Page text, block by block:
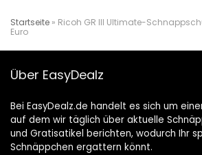
Startseite » Ricoh GR III Ultimate-
Euro
Über EasyDealz
Bei EasyDealz.de handelt es sich um
auf dem wir täglich über aktuelle
und Gratisatikel berichten, wodurch Ihr
Schnäppchen ergattern könnt.